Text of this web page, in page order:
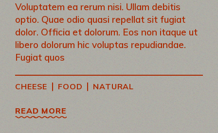
Voluptatem ea rerum nisi. Ullam debitis
optio. Quae odio quasi repellat sit fugiat
dolor. Officia et dolorum. Eos non itaque ut
libero dolorum hic voluptas repudiandae.
Fugiat quos
CHEESE | FOOD | NATURAL
READ MORE